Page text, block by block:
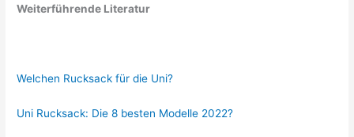
Weiterführende Literatur
Welchen Rucksack für die Uni?
Uni Rucksack: Die 8 besten Modelle 2022?